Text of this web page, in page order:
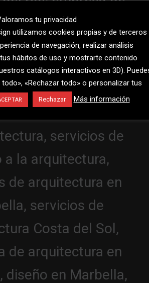
tu privacidad
utilizamos cookies propias y de terceros
de navegación, realizar análisis
hábitos de uso y mostrarte contenido
catálogos interactivos en 3D).
«Rechazar todo» o personalizar tus
Rechazar Más información